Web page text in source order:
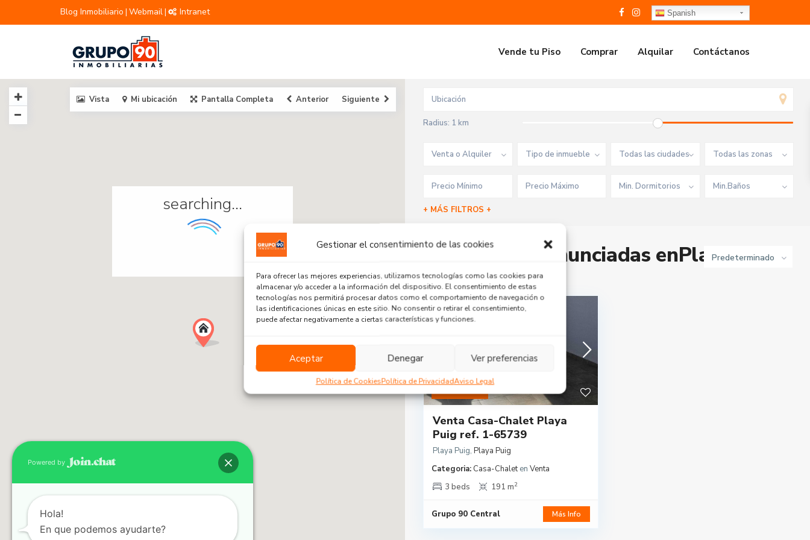
Gestionar el consentimiento de las cookies
Para ofrecer las mejores experiencias, utilizamos tecnologías como las cookies para
almacenar y/o acceder a la información del dispositivo. El consentimiento de estas
tecnologías nos permitirá procesar datos como el comportamiento de navegación o
las identificaciones únicas en este sitio. No consentir o retirar el consentimiento,
puede afectar negativamente a ciertas características y funciones.
Aceptar Denegar Ver preferencias
Política de CookiesPolítica de PrivacidadAviso Legal
Blog Inmobiliario | Webmail| Intranet Spanish
Vende tu Piso Comprar Alquilar Contáctanos
searching...
Vista Mi ubicación Pantalla Completa Anterior Siguiente
Radius: 1 km
Venta o Alquiler Tipo de inmueble Todas las ciudades Todas las zonas
Min. Dormitorios Min.Baños
+ MÁS FILTROS +
Predeterminado
Propiedades anunciadas enPlaya Puig
Venta Casa-Chalet Playa
Puig ref. 1-65739
Playa Puig, Playa Puig
Categoria: Casa-Chaleten Venta
3 beds
191 m2
Grupo 90 Central Más Info
Powered by
Hola!
En que podemos ayudarte?